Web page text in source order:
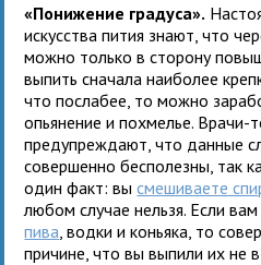
«Понижение градуса».
искусства пития знают, что
можно только в сторону
выпить сначала наиболее
что послабее, то можно
опьянение и похмелье. Врачи-
предупреждают, что данные
совершенно бесполезны, так
один факт: высмешиваете
любом случае нельзя. Если
пива , водки и коньяка, то
причине, что вы выпили их не